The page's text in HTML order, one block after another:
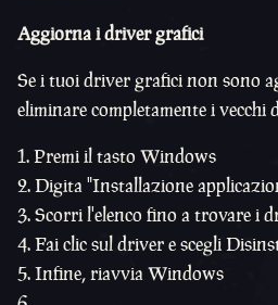
Aggiorna i driver grafici
Se i tuoi driver grafici non sono
eliminare completamente i
Premi il tasto Windows
Digita "Installazione
Scorri l'elenco fino a trovare i
Fai clic sul driver e scegli
Infine, riavvia Windows